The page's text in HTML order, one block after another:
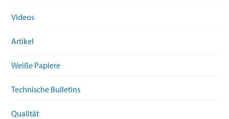
Videos
Artikel
Weiße Papiere
Technische Bulletins
Qualität